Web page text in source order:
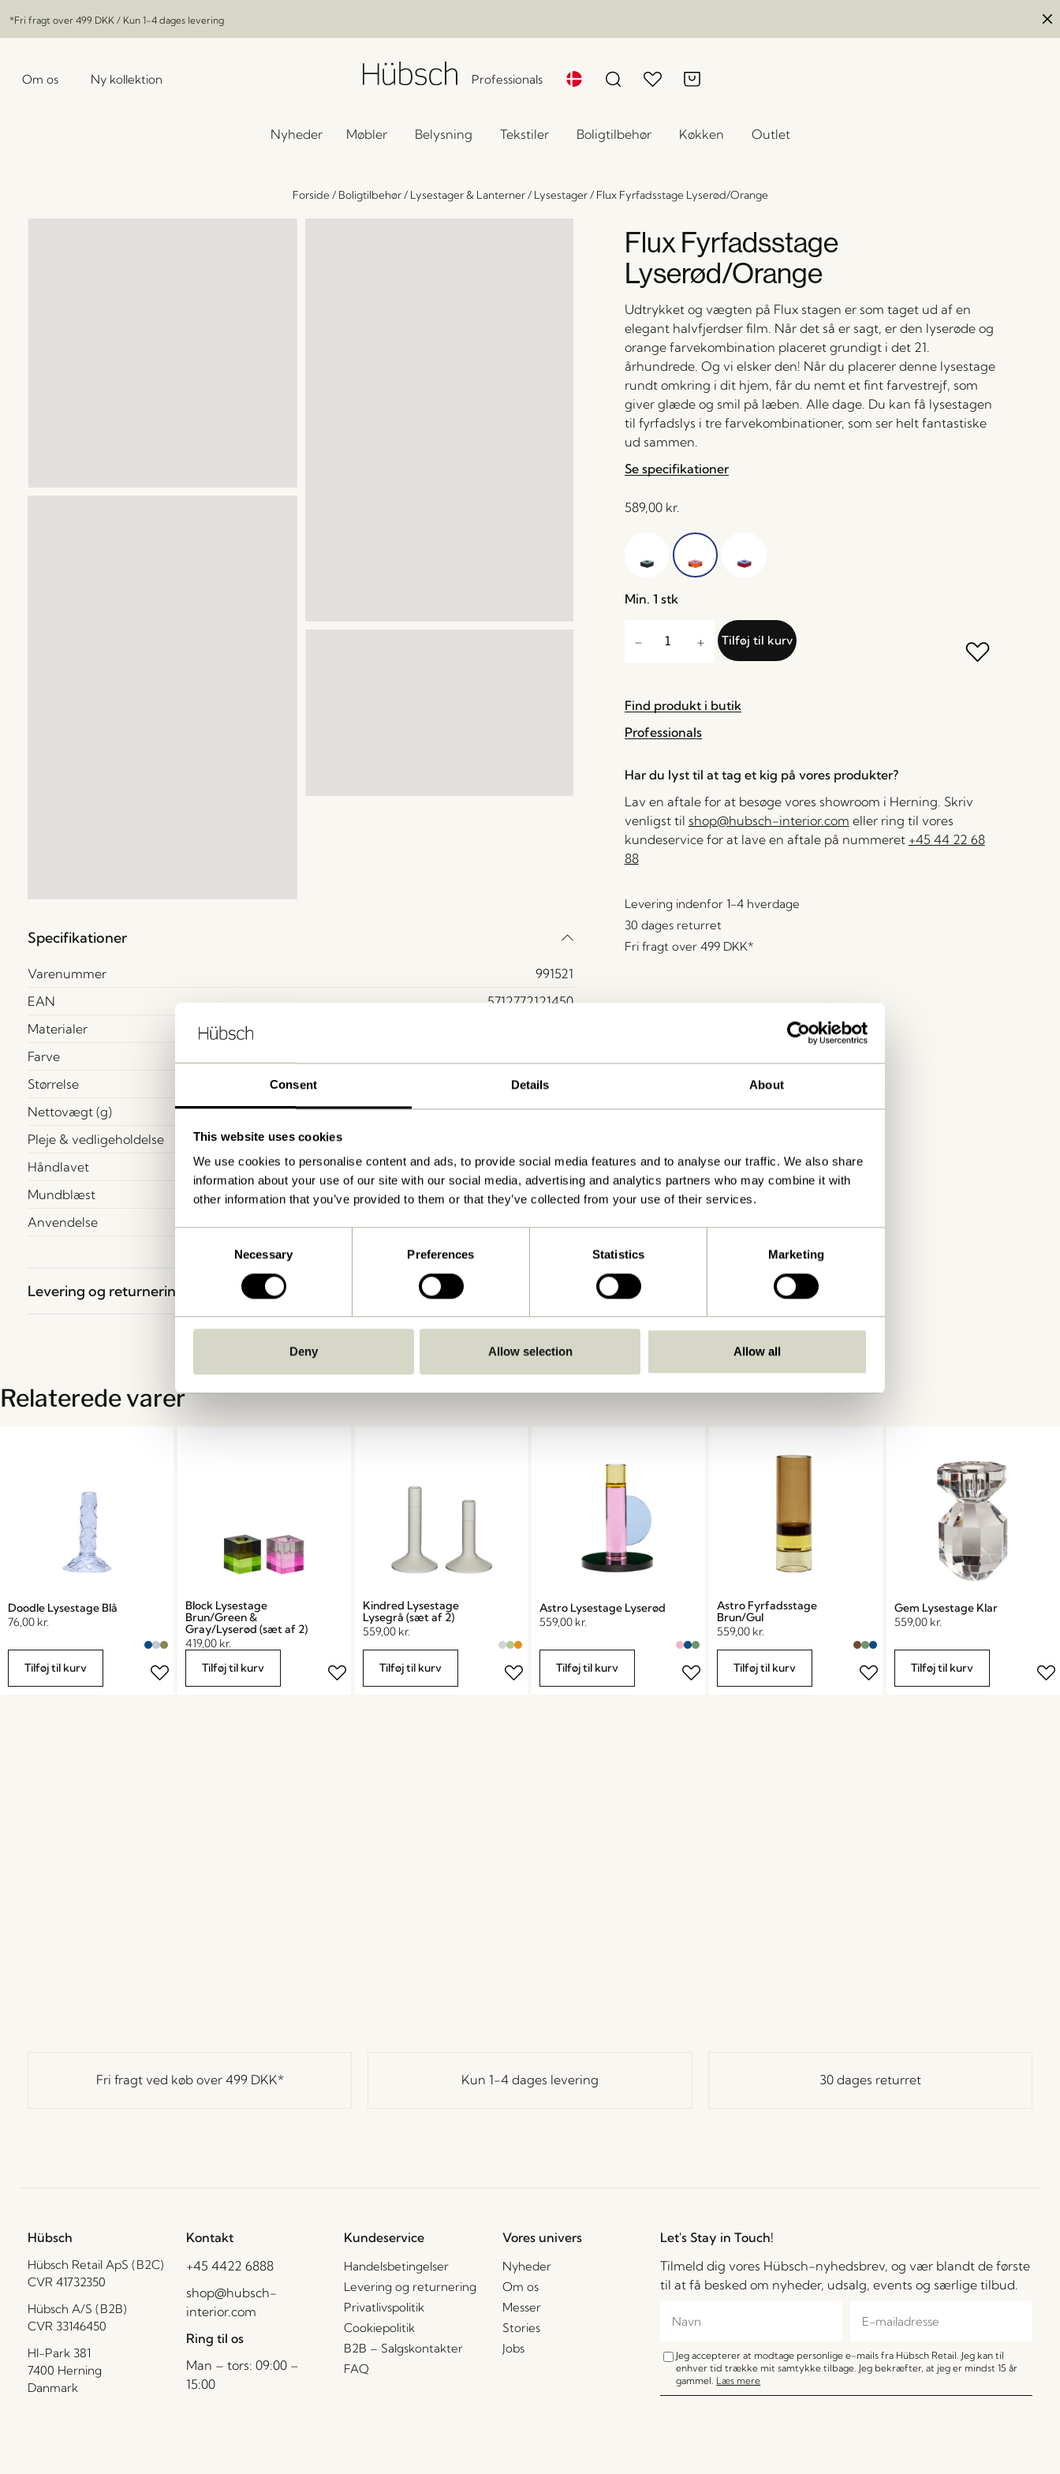
Consent Details About
This website uses cookies
We use cookies to personalise content and ads, to provide social media features and to analyse our traffic. We also share
information about your use of our site with our social media, advertising and analytics partners who may combine it with
other information that you’ve provided to them or that they’ve collected from your use of their services.
Necessary Preferences Statistics Marketing
Deny Allow selection Allow all
*Fri fragt over 499 DKK / Kun 1-4 dages levering
Om os Ny kollektion Professionals
Nyheder Møbler Belysning Tekstiler Boligtilbehør Køkken Outlet
Forside/ Boligtilbehør/ Lysestager & Lanterner/ Lysestager/ Flux Fyrfadsstage Lyserød/Orange
Specifikationer
Varenummer
991521
EAN
5712772121450
Materialer
Farve
Størrelse
10x10xh4cm
Nettovægt (g)
1.050
Pleje & vedligeholdelse
Håndlavet
Ja
Mundblæst
Nej
Anvendelse
Levering og returnering
Flux Fyrfadsstage
Lyserød/Orange
Udtrykket og vægten på Flux stagen er som taget ud af en
elegant halvfjerdser film. Når det så er sagt, er den lyserøde og
orange farvekombination placeret grundigt i det 21.
århundrede. Og vi elsker den! Når du placerer denne lysestage
rundt omkring i dit hjem, får du nemt et fint farvestrejf, som
giver glæde og smil på læben. Alle dage. Du kan få lysestagen
til fyrfadslys i tre farvekombinationer, som ser helt fantastiske
ud sammen.
Se specifikationer
589,00 kr.
Min. 1 stk
Tilføj til kurv
Find produkt i butik
Professionals
Har du lyst til at tag et kig på vores produkter?
Lav en aftale for at besøge vores showroom i Herning. Skriv
venligst til shop@hubsch-interior.com eller ring til vores
kundeservice for at lave en aftale på nummeret +45 44 22 68
88
Levering indenfor 1-4 hverdage
30 dages returret
Fri fragt over 499 DKK*
Relaterede varer
Doodle Lysestage Blå
76,00 kr.
Tilføj til kurv
Block Lysestage
Brun/Green &
Gray/Lyserød (sæt af 2)
419,00 kr.
Tilføj til kurv
Kindred Lysestage
Lysegrå (sæt af 2)
559,00 kr.
Tilføj til kurv
Astro Lysestage Lyserød
559,00 kr.
Tilføj til kurv
Astro Fyrfadsstage
Brun/Gul
559,00 kr.
Tilføj til kurv
Gem Lysestage Klar
559,00 kr.
Tilføj til kurv
Fri fragt ved køb over 499 DKK* Kun 1-4 dages levering 30 dages returret
Hübsch
Hübsch Retail ApS (B2C)
CVR 41732350
Hübsch A/S (B2B)
CVR 33146450
HI-Park 381
7400 Herning
Danmark
Kontakt
+45 4422 6888
shop@hubsch-
interior.com
Ring til os
Man – tors: 09:00 –
15:00
Kundeservice
Handelsbetingelser
Levering og returnering
Privatlivspolitik
Cookiepolitik
B2B – Salgskontakter
FAQ
Vores univers
Nyheder
Om os
Messer
Stories
Jobs
Let's Stay in Touch!
Tilmeld dig vores Hübsch-nyhedsbrev, og vær blandt de første
til at få besked om nyheder, udsalg, events og særlige tilbud.
Jeg accepterer at modtage personlige e-mails fra Hübsch Retail. Jeg kan til
enhver tid trække mit samtykke tilbage. Jeg bekræfter, at jeg er mindst 15 år
gammel. Læs mere